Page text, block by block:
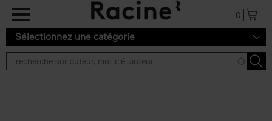
Aller au contenu principal
0
Sélectionnez une catégorie